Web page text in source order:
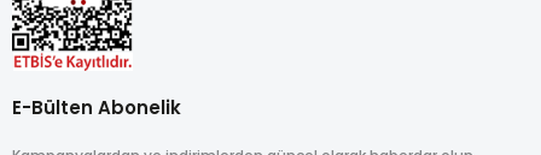
E-Bülten Abonelik